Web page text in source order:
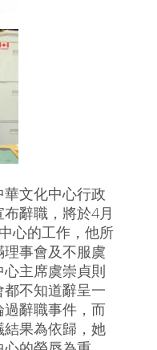
華文化中心行政
辭職，將於4月
心的工作，他所
事會及不服虞
主席虞崇貞則
不知道辭呈一
辭職事件，而
果為依歸，她